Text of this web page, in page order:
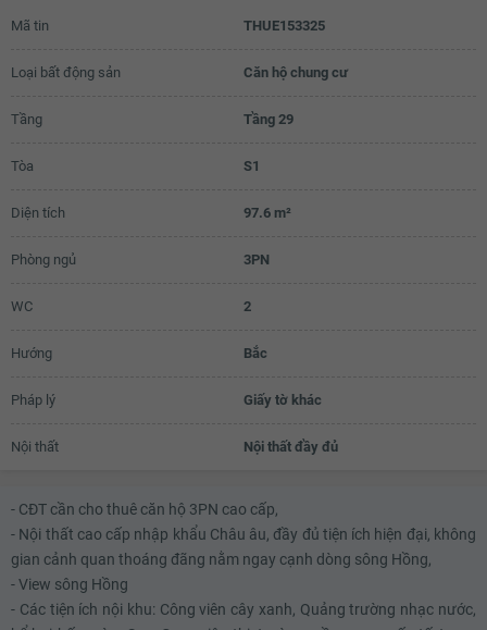
Mã tin THUE153325
Loại bất động sản Căn hộ chung cư
Tầng Tầng 29
Tòa S1
Diện tích 97.6 m²
Phòng ngủ 3PN
WC 2
Hướng Bắc
Pháp lý Giấy tờ khác
Nội thất Nội thất đầy đủ
- CĐT cần cho thuê căn hộ 3PN cao cấp,
- Nội thất cao cấp nhập khẩu Châu âu, đầy đủ tiện ích hiện đại, không
gian cảnh quan thoáng đãng nằm ngay cạnh dòng sông Hồng,
- View sông Hồng
- Các tiện ích nội khu: Công viên cây xanh, Quảng trường nhạc nước,